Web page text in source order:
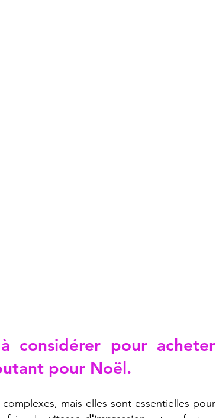
considérer pour acheter
pour Noël.
mais elles sont essentielles pour